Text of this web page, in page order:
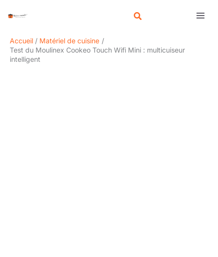
Accueil
Matériel de cuisine
Test du Moulinex Cookeo Touch Wifi Mini : multicuiseur
intelligent
e
h
e